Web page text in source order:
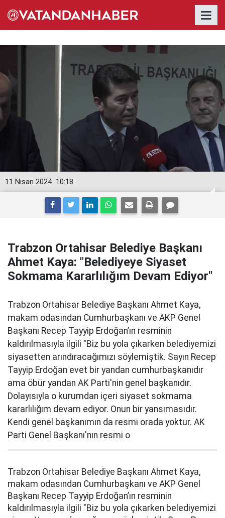
10:18
11 Nisan 2024
Trabzon Ortahisar Belediye Başkanı
Ahmet Kaya: "Belediyeye Siyaset
Sokmama Kararlılığım Devam Ediyor"
Trabzon Ortahisar Belediye Başkanı Ahmet Kaya,
makam odasından Cumhurbaşkanı ve AKP Genel
Başkanı Recep Tayyip Erdoğan’ın resminin
kaldırılmasıyla ilgili "Biz bu yola çıkarken belediyemizi
siyasetten arındıracağımızı söylemiştik. Sayın Recep
Tayyip Erdoğan evet bir yandan cumhurbaşkanıdır
ama öbür yandan AK Parti'nin genel başkanıdır.
Dolayısıyla o kurumdan içeri siyaset sokmama
kararlılığım devam ediyor. Onun bir yansımasıdır.
Kendi genel başkanımın da resmi orada yoktur. AK
Parti Genel Başkanı'nın resmi o
Trabzon Ortahisar Belediye Başkanı Ahmet Kaya,
makam odasından Cumhurbaşkanı ve AKP Genel
Başkanı Recep Tayyip Erdoğan’ın resminin
kaldırılmasıyla ilgili "Biz bu yola çıkarken belediyemizi